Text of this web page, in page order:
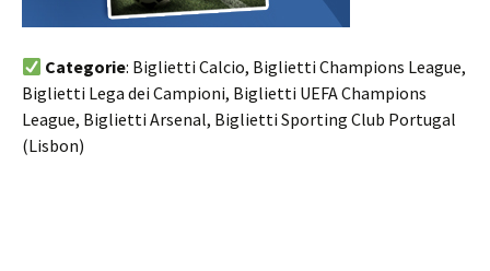
Categorie: Biglietti Calcio, Biglietti Champions League,
Biglietti Lega dei Campioni, Biglietti UEFA Champions
League, Biglietti Arsenal, Biglietti Sporting Club Portugal
(Lisbon)